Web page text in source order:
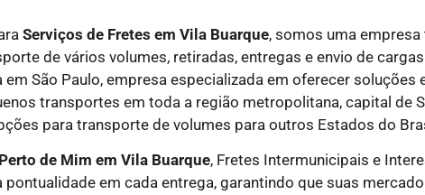
Serviços de Fretes em Vila Buarque, somos uma
de vários volumes, retiradas, entregas e envio de
São Paulo, empresa especializada em oferecer soluções
transportes em toda a região metropolitana, capital de
para transporte de volumes para outros Estados do
de Mim em Vila Buarque, Fretes Intermunicipais e
em cada entrega, garantindo que suas